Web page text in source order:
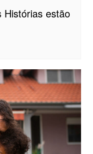
Histórias estão